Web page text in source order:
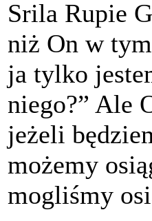
Srila Rupie
niż On w
ja tylko
niego?” Ale
jeżeli
możemy
mogliśmy